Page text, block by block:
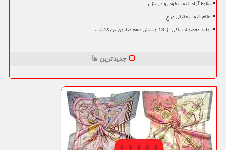
سقوط آزاد قیمت خودرو در بازار
اعلام قیمت حقیقی مرغ
تولید محصولات باغی از 13 و شش دهم میلیون تن گذشت
جدیدترین ها